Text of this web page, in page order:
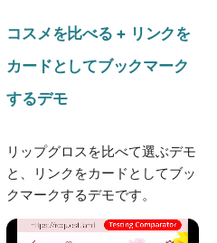
コスメを比べる + リンクを
カードとしてブックマーク
するデモ
リップグロスを比べて選ぶデモ
と、リンクをカードとしてブッ
クマークするデモです。